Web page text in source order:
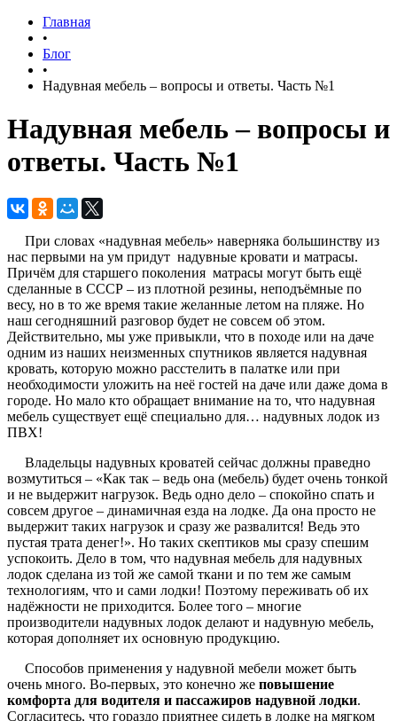
Главная
•
Блог
•
Надувная мебель – вопросы и ответы. Часть №1
Надувная мебель – вопросы и
ответы. Часть №1
При словах «надувная мебель» наверняка большинству из
нас первыми на ум придут надувные кровати и матрасы.
Причём для старшего поколения матрасы могут быть ещё
сделанные в СССР – из плотной резины, неподъёмные по
весу, но в то же время такие желанные летом на пляже. Но
наш сегодняшний разговор будет не совсем об этом.
Действительно, мы уже привыкли, что в походе или на даче
одним из наших неизменных спутников является надувная
кровать, которую можно расстелить в палатке или при
необходимости уложить на неё гостей на даче или даже дома в
городе. Но мало кто обращает внимание на то, что надувная
мебель существует ещё специально для… надувных лодок из
ПВХ!
Владельцы надувных кроватей сейчас должны праведно
возмутиться – «Как так – ведь она (мебель) будет очень тонкой
и не выдержит нагрузок. Ведь одно дело – спокойно спать и
совсем другое – динамичная езда на лодке. Да она просто не
выдержит таких нагрузок и сразу же развалится! Ведь это
пустая трата денег!». Но таких скептиков мы сразу спешим
успокоить. Дело в том, что надувная мебель для надувных
лодок сделана из той же самой ткани и по тем же самым
технологиям, что и сами лодки! Поэтому переживать об их
надёжности не приходится. Более того – многие
производители надувных лодок делают и надувную мебель,
которая дополняет их основную продукцию.
Способов применения у надувной мебели может быть
очень много. Во-первых, это конечно же повышение
комфорта для водителя и пассажиров надувной лодки.
Согласитесь, что гораздо приятнее сидеть в лодке на мягком